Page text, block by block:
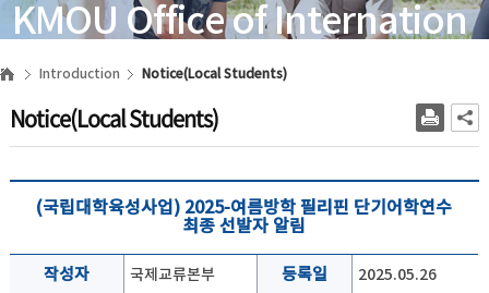
KMOU Office of Internation
al Affairs
Introduction Notice(Local Students)
Notice(Local Students)
(국립대학육성사업) 2025-여름방학 필리핀 단기어학연수
최종 선발자 알림
작성자 국제교류본부 등록일
2025.05.26